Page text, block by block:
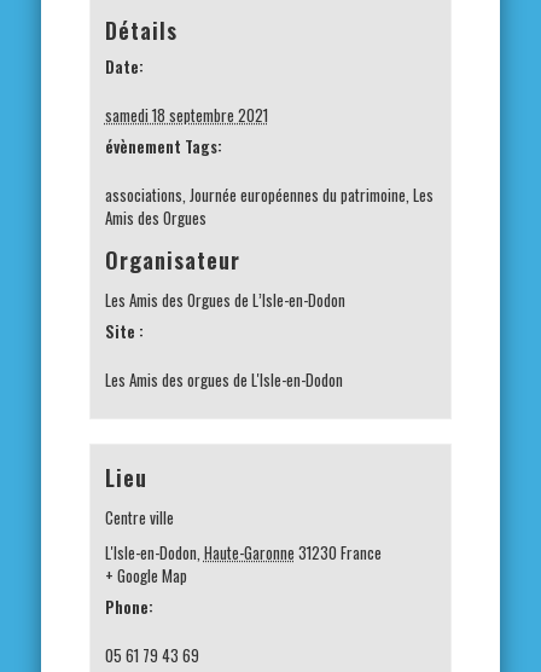
Détails
Date:
samedi 18 septembre 2021
évènement Tags:
associations Journée européennes du patrimoine Les
Amis des Orgues
Organisateur
Les Amis des Orgues de L’Isle-en-Dodon
Site :
Les Amis des orgues de L'Isle-en-Dodon
Lieu
Centre ville
L'Isle-en-Dodon Haute-Garonne 31230 France
+ Google Map
Phone:
05 61 79 43 69